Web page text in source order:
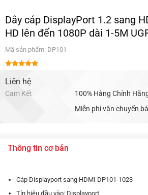
Dây cáp DisplayPort 1.2 sang
HD lên đến 1080P dài 1-5M
Mã sản phẩm: DP101
hạng 5.00
5 sao
Liên hệ
Cam Kết
100% Hàng Chính
Miễn phí vận chuyển
Thông tin cơ bản
Cáp Displayport sang HDMI DP101-1023
Tín hiệu đầu vào: Displayport